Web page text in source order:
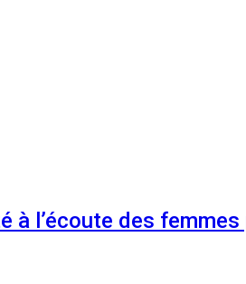
l’écoute des